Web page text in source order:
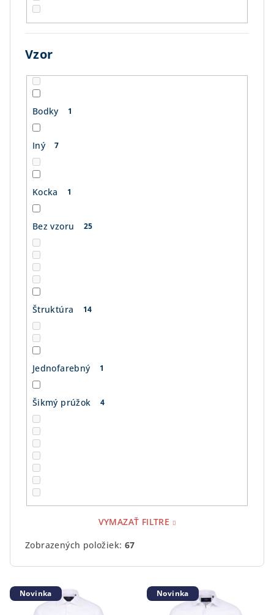
Vzor
Bodky 1
Iný 7
Kocka 1
Bez vzoru 25
Štruktúra 14
Jednofarebný 1
Šikmý prúžok 4
VYMAZAŤ FILTRE
Zobrazených položiek: 67
V
ý
Novinka Novinka